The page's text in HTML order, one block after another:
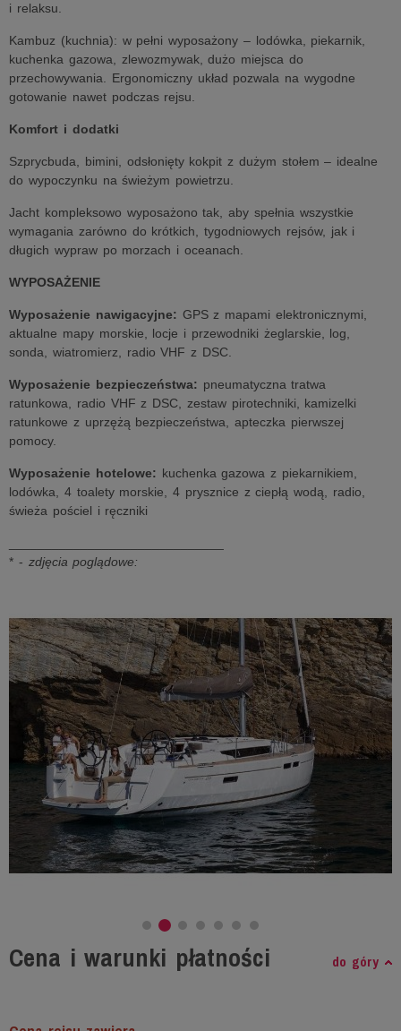
i relaksu.
Kambuz (kuchnia): w pełni wyposażony – lodówka, piekarnik,
kuchenka gazowa, zlewozmywak, dużo miejsca do
przechowywania. Ergonomiczny układ pozwala na wygodne
gotowanie nawet podczas rejsu.
Komfort i dodatki
Szprycbuda, bimini, odsłonięty kokpit z dużym stołem – idealne
do wypoczynku na świeżym powietrzu.
Jacht kompleksowo wyposażono tak, aby spełnia wszystkie
wymagania zarówno do krótkich, tygodniowych rejsów, jak i
długich wypraw po morzach i oceanach.
WYPOSAŻENIE
Wyposażenie nawigacyjne: GPS z mapami elektronicznymi,
aktualne mapy morskie, locje i przewodniki żeglarskie, log,
sonda, wiatromierz, radio VHF z DSC.
Wyposażenie bezpieczeństwa: pneumatyczna tratwa
ratunkowa, radio VHF z DSC, zestaw pirotechniki, kamizelki
ratunkowe z uprzężą bezpieczeństwa, apteczka pierwszej
pomocy.
Wyposażenie hotelowe: kuchenka gazowa z piekarnikiem,
lodówka, 4 toalety morskie, 4 prysznice z ciepłą wodą, radio,
świeża pościel i ręczniki
* - zdjęcia poglądowe:
Cena i warunki płatności do góry